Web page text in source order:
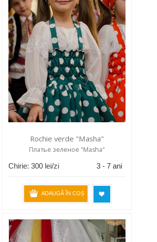
Rochie verde "Masha"
Платье зеленое "Masha"
Chirie: 300lei/zi 3 - 7 ani
ADAUGĂ ÎN COȘ